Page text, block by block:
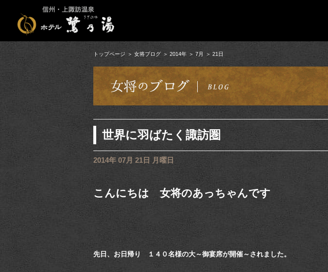
トップページ 女将ブログ 2014年 7月 21日
世界に羽ばたく諏訪圏
2014年 07月 21日 月曜日
こんにちは 女将のあっちゃんです
先日、お日帰り １４０名様の大～御宴席が開催～されました。